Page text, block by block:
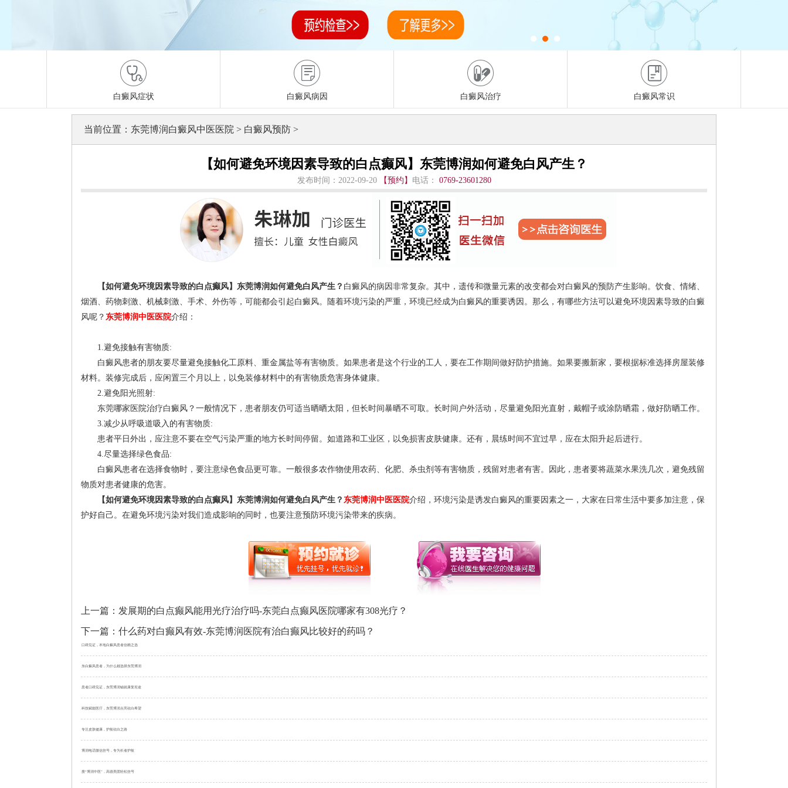
白癜风症状 白癜风病因 白癜风治疗 白癜风常识
当前位置： 东莞博润白癜风中医医院 > 白癜风预防 >
【如何避免环境因素导致的白点癫风】东莞博润如何避免白风产生？
发布时间：2022-09-20 【预约】 电话： 0769-23601280
【如何避免环境因素导致的白点癫风】东莞博润如何避免白风产生？ 白癜风的病因非常复杂。其中，遗传和微量元素的改变都会对白癜风的预防产生影响。饮食、情绪、
烟酒、药物刺激、机械刺激、手术、外伤等，可能都会引起白癜风。随着环境污染的严重，环境已经成为白癜风的重要诱因。那么，有哪些方法可以避免环境因素导致的白癜
风呢？ 东莞博润中医医院介绍：
1.避免接触有害物质:
白癜风患者的朋友要尽量避免接触化工原料、重金属盐等有害物质。如果患者是这个行业的工人，要在工作期间做好防护措施。如果要搬新家，要根据标准选择房屋装修
材料。装修完成后，应闲置三个月以上，以免装修材料中的有害物质危害身体健康。
2.避免阳光照射:
东莞哪家医院治疗白癜风？一般情况下，患者朋友仍可适当晒晒太阳，但长时间暴晒不可取。长时间户外活动，尽量避免阳光直射，戴帽子或涂防晒霜，做好防晒工作。
3.减少从呼吸道吸入的有害物质:
患者平日外出，应注意不要在空气污染严重的地方长时间停留。如道路和工业区，以免损害皮肤健康。还有，晨练时间不宜过早，应在太阳升起后进行。
4.尽量选择绿色食品:
白癜风患者在选择食物时，要注意绿色食品更可靠。一般很多农作物使用农药、化肥、杀虫剂等有害物质，残留对患者有害。因此，患者要将蔬菜水果洗几次，避免残留
物质对患者健康的危害。
【如何避免环境因素导致的白点癫风】东莞博润如何避免白风产生？ 东莞博润中医医院介绍，环境污染是诱发白癜风的重要因素之一，大家在日常生活中要多加注意，保
护好自己。在避免环境污染对我们造成影响的同时，也要注意预防环境污染带来的疾病。
上一篇： 发展期的白点癫风能用光疗治疗吗-东莞白点癫风医院哪家有308光疗？
下一篇： 什么药对白癫风有效-东莞博润医院有治白癫风比较好的药吗？
口碑见证，本地白癜风患者信赖之选
东白癜风患者，为什么都选择东莞博润
患者口碑见证，东莞博润铺就康复坦途
科技赋能医疗，东莞博润点亮祛白希望
专注皮肤健康，护航祛白之路
博润电话微信挂号，专为长者护航
搜“博润中医”，高德美团轻松挂号